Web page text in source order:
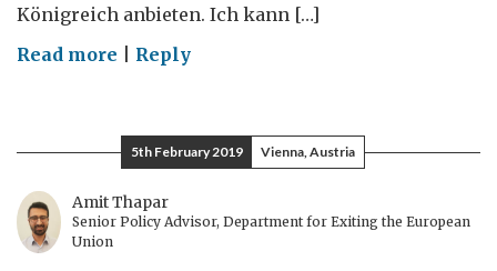
Königreich anbieten. Ich kann […]
Read more on
britische
Bildung
die
BeSte?
Reply
5th February 2019 Vienna, Austria
Amit Thapar
Senior Policy Advisor, Department for Exiting the European
Union